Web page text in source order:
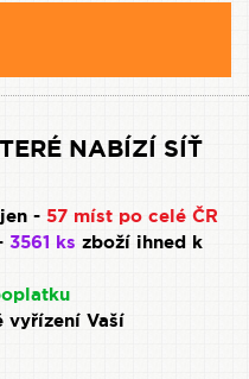
NABÍZÍ SÍŤ
- 57 míst po celé ČR
3561 ks zboží ihned k
vyřízení Vaší